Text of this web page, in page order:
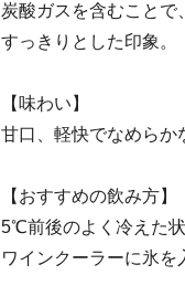
炭酸ガスを含むことで
すっきりとした印象。
【味わい】
甘口、軽快でなめらか
【おすすめの飲み方】
5℃前後のよく冷えた
ワインクーラーに氷を